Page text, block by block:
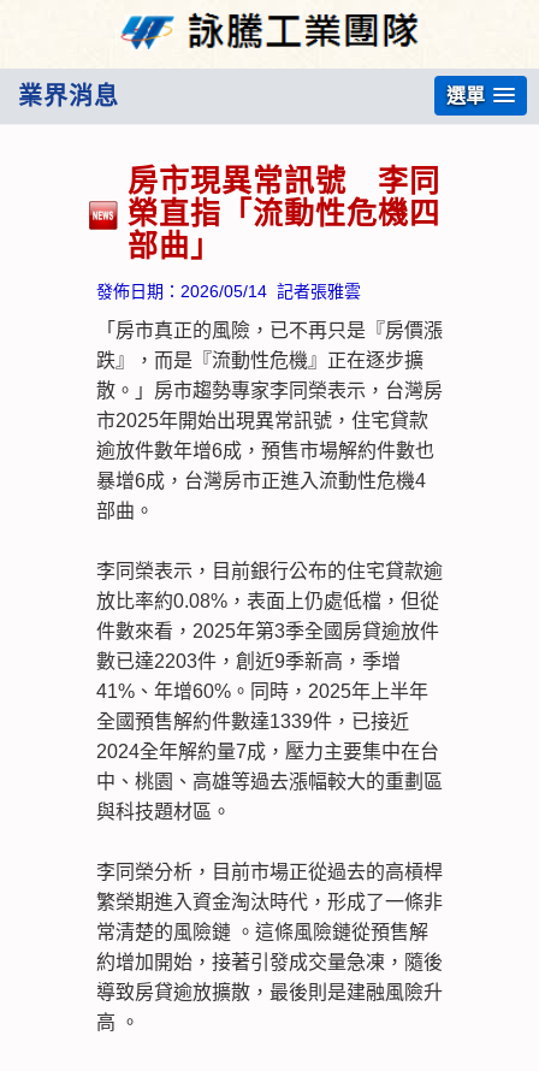
業界消息 選單
房市現異常訊號 李同
榮直指「流動性危機四
部曲」
發佈日期： 2026/05/14 記者張雅雲
「房市真正的風險，已不再只是『房價漲
跌』，而是『流動性危機』正在逐步擴
散。」房市趨勢專家李同榮表示，台灣房
市2025年開始出現異常訊號，住宅貸款
逾放件數年增6成，預售市場解約件數也
暴增6成，台灣房市正進入流動性危機4
部曲。
李同榮表示，目前銀行公布的住宅貸款逾
放比率約0.08%，表面上仍處低檔，但從
件數來看，2025年第3季全國房貸逾放件
數已達2203件，創近9季新高，季增
41%、年增60%。同時，2025年上半年
全國預售解約件數達1339件，已接近
2024全年解約量7成，壓力主要集中在台
中、桃園、高雄等過去漲幅較大的重劃區
與科技題材區。
李同榮分析，目前市場正從過去的高槓桿
繁榮期進入資金淘汰時代，形成了一條非
常清楚的風險鏈 。這條風險鏈從預售解
約增加開始，接著引發成交量急凍，隨後
導致房貸逾放擴散，最後則是建融風險升
高 。